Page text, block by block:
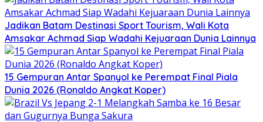
Jadikan Batam Destinasi Sport Tourism, Wali Kota
Amsakar Achmad Siap Wadahi Kejuaraan Dunia Lainnya
15 Gempuran Antar Spanyol ke Perempat Final Piala
Dunia 2026 (Ronaldo Angkat Koper)